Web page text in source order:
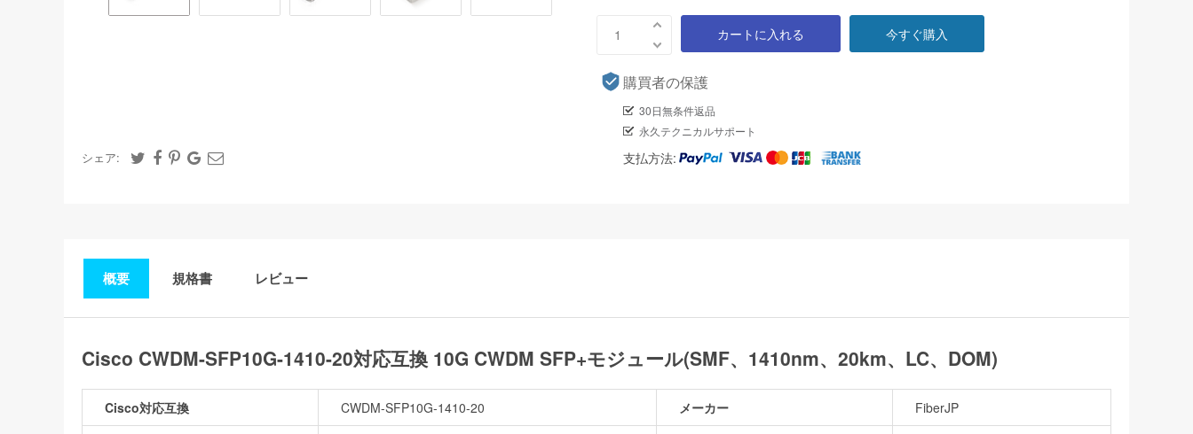
シェア:
カートに入れる 今すぐ購入
購買者の保護
30日無条件返品
永久テクニカルサポート
支払方法:
概要 規格書 レビュー
Cisco CWDM-SFP10G-1410-20対応互換 10G CWDM SFP+モジュール(SMF、1410nm、20km、LC、DOM)
Cisco対応互換 CWDM-SFP10G-1410-20 メーカー FiberJP